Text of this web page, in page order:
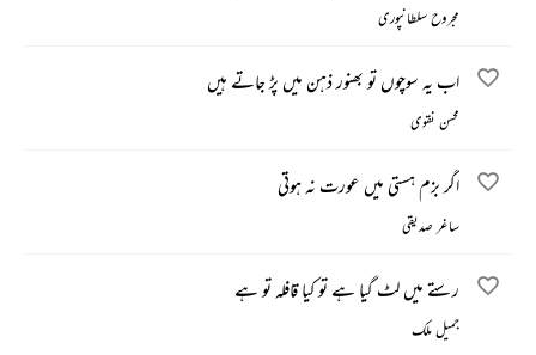
مجروح سلطانپوری
اب یہ سوچوں تو بھنور ذہن میں پڑ جاتے ہیں
محسن نقوی
اگر بزم ہستی میں عورت نہ ہوتی
ساغر صدیقی
رستے میں لٹ گیا ہے تو کیا قافلہ تو ہے
جمیل ملک